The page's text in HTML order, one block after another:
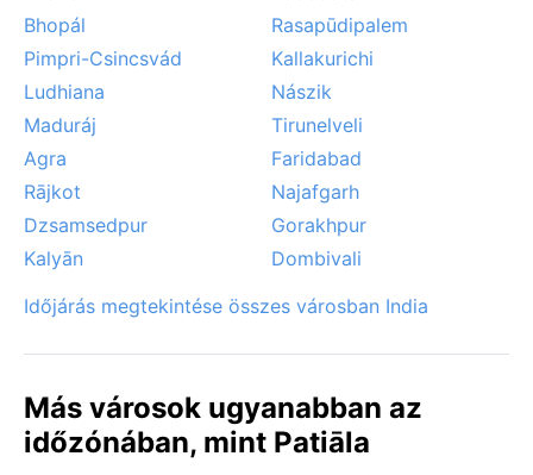
Bhopál
Rasapūdipalem
Pimpri-Csincsvád
Kallakurichi
Ludhiana
Nászik
Maduráj
Tirunelveli
Agra
Faridabad
Rājkot
Najafgarh
Dzsamsedpur
Gorakhpur
Kalyān
Dombivali
Időjárás megtekintése összes városban India
Más városok ugyanabban az
időzónában, mint Patiāla